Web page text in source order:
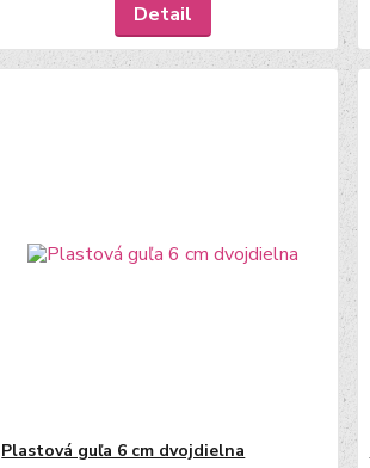
Detail
Plastová guľa 6 cm dvojdielna